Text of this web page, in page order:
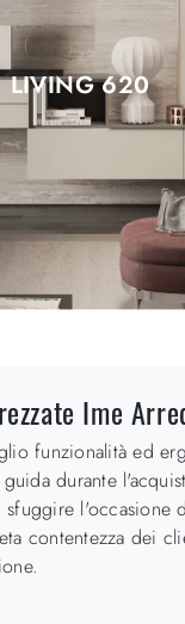
LIVING 620
Ime
funzionalità ed
durante
l'occasione
contentezza dei